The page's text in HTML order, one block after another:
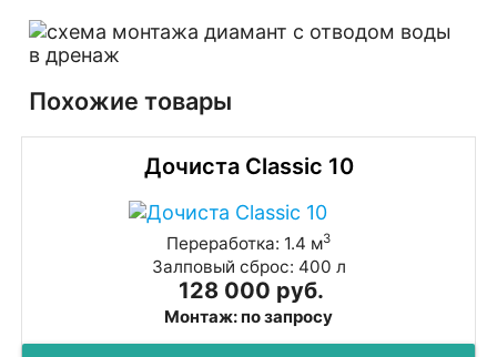
Похожие товары
Дочиста Classic 10
Переработка: 1.4 м3
Залповый сброс: 400 л
128 000 руб.
Монтаж: по запросу